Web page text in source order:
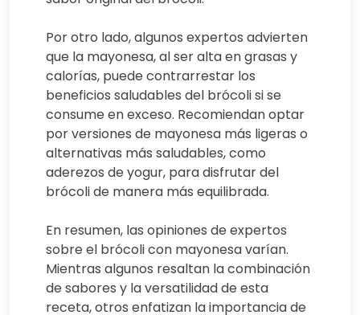
Por otro lado, algunos expertos advierten
que la mayonesa, al ser alta en grasas y
calorías, puede contrarrestar los
beneficios saludables del brócoli si se
consume en exceso. Recomiendan optar
por versiones de mayonesa más ligeras o
alternativas más saludables, como
aderezos de yogur, para disfrutar del
brócoli de manera más equilibrada.
En resumen, las opiniones de expertos
sobre el brócoli con mayonesa varían.
Mientras algunos resaltan la combinación
de sabores y la versatilidad de esta
receta, otros enfatizan la importancia de